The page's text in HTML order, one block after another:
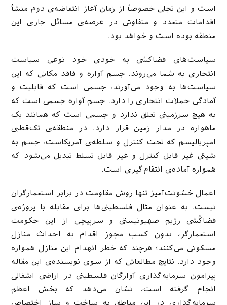
است و این تجلی خصوصاً از زمان آغاز انتفاضه‌ی دوم منشأ
اقدامات متعدد و متفاوتی در عرصه‌ی مسائل جاری این
منطقه بوده است و خواهد بود.
سیاست‌های فضاکشی به خودی خود نوعی سیاست
انتحاری به شما می‌روند. جسم آواره و فاقد مکانی که این
سیاست‌ها به وجود می‌آورند، جسمی است که قابلیت و
آمادگی حملات انتحاری را دارد. جسم آواره جسمی است که
به هیچ سرزمینی تعلق ندارد و جسمی است که همانند یک
ماهواره در مدار زمین قرار دارد. در منطقه‌ی تک‌قطبی
امپریالیسم که تحت کنترل و سلطه‌ی آمریکاست، جسم به
شیئی غیر قابل کنترل و غیر قابل تسلط تبدیل می‌شود که
همواره آماده‌ی انتقام‌گیری است.
اعمال خشونت‌آمیز تنها روش مقاومت در برابر استعمارگران
نیست. به عنوان مثال فلسطینی‌ها برای مقابله با پروژه‌ی
فضاکُشی رژیم صهیونیستی و سرپیچی از این حکومت
استعمارگر، بدون کسب مجوز اقدام به احداث منازل
مسکونی می‌کنند؛ هرچند که خطر انهدام این منازل همواره
وجود دارد. نتایج مطالعاتی که از سوی نویسنده‌ی این مقاله
پیرامون سرمایه‌گذاری آوارگان فلسطینی در اراضی اشغالی
انجام گرفته است، نشان می‌دهد که بخش اعظم
سرمایه‌گذاری در این مناطق به ساخت و ساز اختصاص